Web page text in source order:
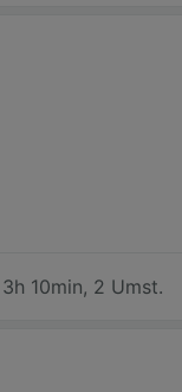
3h 10min, 2 Umst.